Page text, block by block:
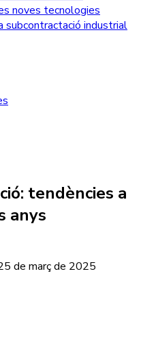
noves tecnologies
subcontractació industrial
tendències a
anys
de març de 2025